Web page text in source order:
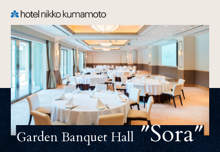
CLOSE
TOP
Welcome
ホテル日航熊本のご案内
Garden Banquet Hall″Sora″